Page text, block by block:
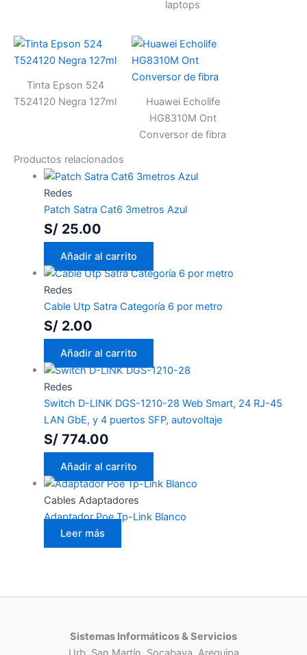
laptops
Tinta Epson 524
T524120 Negra 127ml
Huawei Echolife
HG8310M Ont
Conversor de fibra
Productos relacionados
Redes
Patch Satra Cat6 3metros Azul
S/25.00
Añadir al carrito
Redes
Cable Utp Satra Categoría 6 por metro
S/2.00
Añadir al carrito
Redes
Switch D-LINK DGS-1210-28 Web Smart, 24 RJ-45
LAN GbE, y 4 puertos SFP, autovoltaje
S/774.00
Añadir al carrito
Cables Adaptadores
Adaptador Poe Tp-Link Blanco
Leer más
Sistemas Informáticos & Servicios